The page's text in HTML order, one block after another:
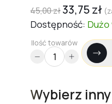
45,00zł33,75 zł
Dostępność: Dużo
Ilość towarów
Wybierz